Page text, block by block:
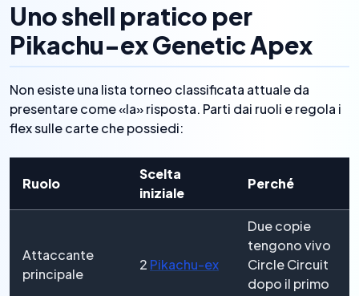
Uno shell pratico per
Pikachu-ex Genetic Apex
Non esiste una lista torneo classificata attuale da
presentare come «la» risposta. Parti dai ruoli e regola i
flex sulle carte che possiedi:
Ruolo
Scelta
iniziale
Perché
Attaccante
principale
2 Pikachu-ex
Due copie
tengono vivo
Circle Circuit
dopo il primo